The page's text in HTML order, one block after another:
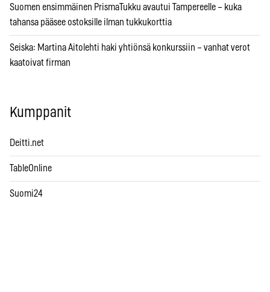
Suomen ensimmäinen PrismaTukku avautui Tampereelle – kuka
tahansa pääsee ostoksille ilman tukkukorttia
Seiska: Martina Aitolehti haki yhtiönsä konkurssiin – vanhat verot
kaatoivat firman
Kumppanit
Deitti.net
TableOnline
Suomi24